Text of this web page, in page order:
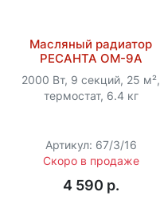
Масляный радиатор
РЕСАНТА ОМ-9А
2000 Вт, 9 секций, 25 м²,
термостат, 6.4 кг
Артикул: 67/3/16
Скоро в продаже
4 590 p.